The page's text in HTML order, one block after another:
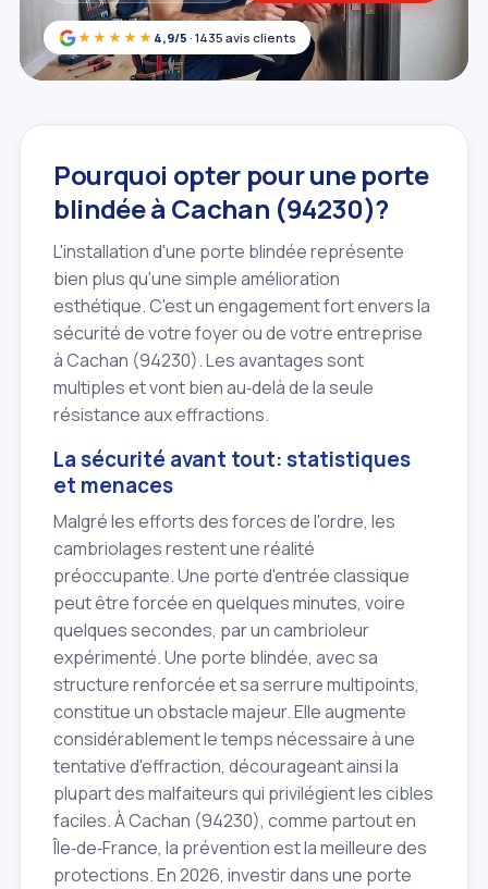
★★★★★ 4,9/5 · 1435 avis clients
Pourquoi opter pour une porte
blindée à Cachan (94230)?
L'installation d'une porte blindée représente
bien plus qu'une simple amélioration
esthétique. C'est un engagement fort envers la
sécurité de votre foyer ou de votre entreprise
à Cachan (94230). Les avantages sont
multiples et vont bien au‑delà de la seule
résistance aux effractions.
La sécurité avant tout: statistiques
et menaces
Malgré les efforts des forces de l'ordre, les
cambriolages restent une réalité
préoccupante. Une porte d'entrée classique
peut être forcée en quelques minutes, voire
quelques secondes, par un cambrioleur
expérimenté. Une porte blindée, avec sa
structure renforcée et sa serrure multipoints,
constitue un obstacle majeur. Elle augmente
considérablement le temps nécessaire à une
tentative d'effraction, décourageant ainsi la
plupart des malfaiteurs qui privilégient les cibles
faciles. À Cachan (94230), comme partout en
Île‑de‑France, la prévention est la meilleure des
protections. En 2026, investir dans une porte